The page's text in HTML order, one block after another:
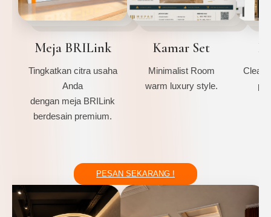
Meja BRILink
Tingkatkan citra usaha
Anda
dengan meja BRILink
berdesain premium.
Kamar Set
Minimalist Room
warm luxury style.
Clean
PESAN SEKARANG !